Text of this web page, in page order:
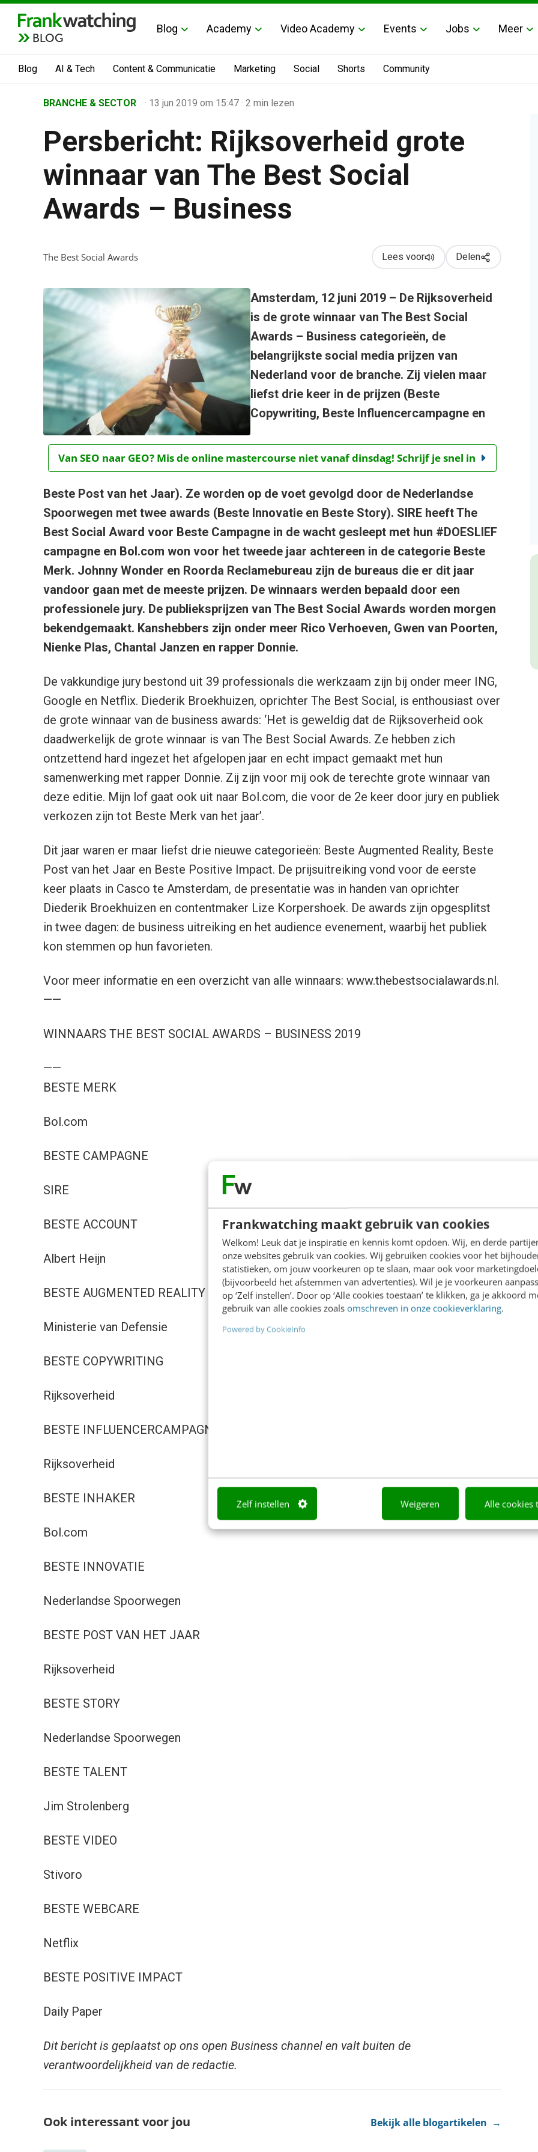
Frankwatching maakt gebruik van cookies
Welkom! Leuk dat je inspiratie en kennis komt opdoen. Wij, en derde
onze websites gebruik van cookies. Wij gebruiken cookies voor het
statistieken, om jouw voorkeuren op te slaan, maar ook voor
(bijvoorbeeld het afstemmen van advertenties). Wil je je voorkeuren
op ‘Zelf instellen’. Door op ‘Alle cookies toestaan’ te klikken, ga je akkoord
gebruik van alle cookies zoals omschreven in onze cookieverklaring.
Powered by CookieInfo
Zelf instellen Weigeren Alle cookies
BLOG
Blog Academy Video Academy Events Jobs Meer
Blog AI & Tech Content & Communicatie Marketing Social Shorts Community
Business Channel
›
Persbericht: Rijksoverheid grote winnaar van The Best Social Awards – Business
BRANCHE & SECTOR · 13 jun 2019 om 15:47 · 2 min lezen
Persbericht: Rijksoverheid grote
winnaar van The Best Social
Awards – Business
The Best Social Awards Lees voor Delen
Van SEO naar GEO? Mis de online mastercourse niet vanaf dinsdag! Schrijf je snel in
Amsterdam, 12 juni 2019 – De Rijksoverheid
is de grote winnaar van The Best Social
Awards – Business categorieën, de
belangrijkste social media prijzen van
Nederland voor de branche. Zij vielen maar
liefst drie keer in de prijzen (Beste
Copywriting, Beste Influencercampagne en
Beste Post van het Jaar). Ze worden op de voet gevolgd door de Nederlandse
Spoorwegen met twee awards (Beste Innovatie en Beste Story). SIRE heeft The
Best Social Award voor Beste Campagne in de wacht gesleept met hun #DOESLIEF
campagne en Bol.com won voor het tweede jaar achtereen in de categorie Beste
Merk. Johnny Wonder en Roorda Reclamebureau zijn de bureaus die er dit jaar
vandoor gaan met de meeste prijzen. De winnaars werden bepaald door een
professionele jury. De publieksprijzen van The Best Social Awards worden morgen
bekendgemaakt. Kanshebbers zijn onder meer Rico Verhoeven, Gwen van Poorten,
Nienke Plas, Chantal Janzen en rapper Donnie.
De vakkundige jury bestond uit 39 professionals die werkzaam zijn bij onder meer ING,
Google en Netflix. Diederik Broekhuizen, oprichter The Best Social, is enthousiast over
de grote winnaar van de business awards: ‘Het is geweldig dat de Rijksoverheid ook
daadwerkelijk de grote winnaar is van The Best Social Awards. Ze hebben zich
ontzettend hard ingezet het afgelopen jaar en echt impact gemaakt met hun
samenwerking met rapper Donnie. Zij zijn voor mij ook de terechte grote winnaar van
deze editie. Mijn lof gaat ook uit naar Bol.com, die voor de 2e keer door jury en publiek
verkozen zijn tot Beste Merk van het jaar’.
Dit jaar waren er maar liefst drie nieuwe categorieën: Beste Augmented Reality, Beste
Post van het Jaar en Beste Positive Impact. De prijsuitreiking vond voor de eerste
keer plaats in Casco te Amsterdam, de presentatie was in handen van oprichter
Diederik Broekhuizen en contentmaker Lize Korpershoek. De awards zijn opgesplitst
in twee dagen: de business uitreiking en het audience evenement, waarbij het publiek
kon stemmen op hun favorieten.
Voor meer informatie en een overzicht van alle winnaars: www.thebestsocialawards.nl.
——
WINNAARS THE BEST SOCIAL AWARDS – BUSINESS 2019
——
BESTE MERK
Bol.com
BESTE CAMPAGNE
SIRE
BESTE ACCOUNT
Albert Heijn
BESTE AUGMENTED REALITY
Ministerie van Defensie
BESTE COPYWRITING
Rijksoverheid
BESTE INFLUENCERCAMPAGNE
Rijksoverheid
BESTE INHAKER
Bol.com
BESTE INNOVATIE
Nederlandse Spoorwegen
BESTE POST VAN HET JAAR
Rijksoverheid
BESTE STORY
Nederlandse Spoorwegen
BESTE TALENT
Jim Strolenberg
BESTE VIDEO
Stivoro
BESTE WEBCARE
Netflix
BESTE POSITIVE IMPACT
Daily Paper
Dit bericht is geplaatst op ons open Business channel en valt buiten de
verantwoordelijkheid van de redactie.
Ook interessant voor jou Bekijk alle blogartikelen →